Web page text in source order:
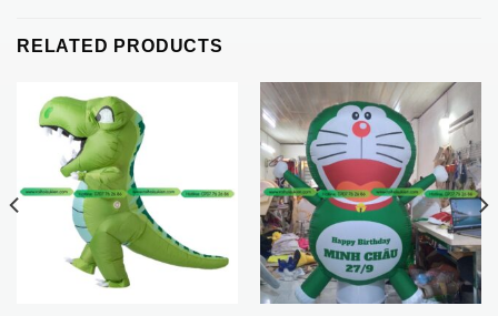
RELATED PRODUCTS